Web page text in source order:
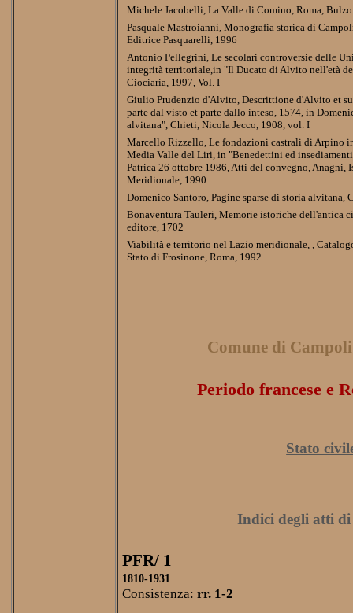
Michele Jacobelli, La Valle di Comino, Roma,
Pasquale Mastroianni, Monografia storica di
Editrice Pasquarelli, 1996
Antonio Pellegrini, Le secolari controversie delle
integrità territoriale,in "Il Ducato di Alvito nell'età
Ciociaria, 1997, Vol. I
Giulio Prudenzio d'Alvito, Descrittione d'Alvito et
parte dal visto et parte dallo inteso, 1574, in
alvitana", Chieti, Nicola Jecco, 1908, vol. I
Marcello Rizzello, Le fondazioni castrali di Arpino
Media Valle del Liri, in "Benedettini ed
Patrica 26 ottobre 1986, Atti del convegno, Anagni,
Meridionale, 1990
Domenico Santoro, Pagine sparse di storia alvitana,
Bonaventura Tauleri, Memorie istoriche dell'antica
editore, 1702
Viabilità e territorio nel Lazio meridionale, ,
Stato di Frosinone, Roma, 1992
Comune di
Periodo francese e
Stato
Indici degli atti di
PFR/ 1
1810-1931
Consistenza: rr. 1-2